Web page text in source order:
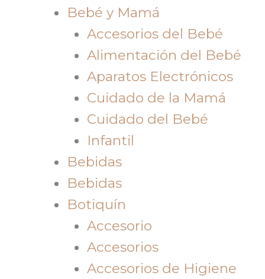
Bebé y Mamá
Accesorios del Bebé
Alimentación del Bebé
Aparatos Electrónicos
Cuidado de la Mamá
Cuidado del Bebé
Infantil
Bebidas
Bebidas
Botiquín
Accesorio
Accesorios
Accesorios de Higiene